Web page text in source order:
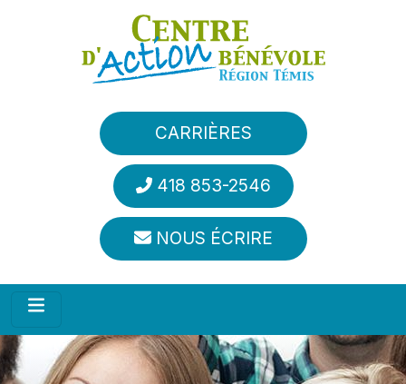
Aller au contenu principal
CARRIÈRES
418 853-2546
NOUS ÉCRIRE